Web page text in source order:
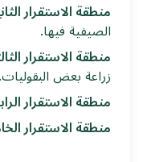
منطقة الاستقرار
الصيفية فيها.
منطقة الاستقرار
زراعة بعض البقوليات.
منطقة الاستقرار
منطقة الاستقرار